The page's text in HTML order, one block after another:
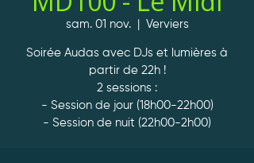
sam. 01 nov.
  |
Verviers
Soirée Audas avec DJs et lumières à
partir de 22h !
2 sessions :
- Session de jour (18h00-22h00)
- Session de nuit (22h00-2h00)